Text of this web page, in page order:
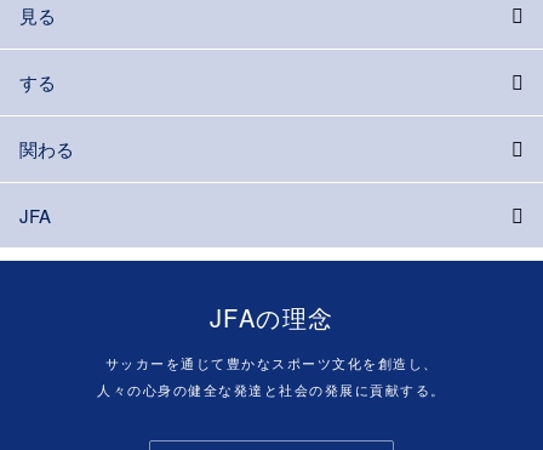
見る
する
関わる
JFA
JFAの理念
サッカーを通じて豊かなスポーツ文化を創造し、
人々の心身の健全な発達と社会の発展に貢献する。